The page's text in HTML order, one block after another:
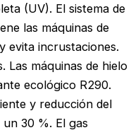
(UV). El sistema de
las máquinas de
evita incrustaciones.
Las máquinas de hielo
ecológico R290.
y reducción del
30 %. El gas